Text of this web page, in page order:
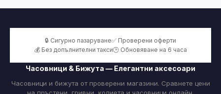
🔒 Сигурно пазаруване✅ Проверени оферти
💰 Без допълнителни такси🕒 Обновяване на 6 часа
Часовници & Бижута — Елегантни аксесоари
Часовници и бижута от проверени магазини. Сравнете цени